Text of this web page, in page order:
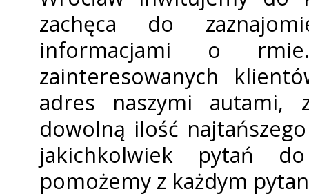
zachęca do
informacjami o
zainteresowanych
adres naszymi autami,
dowolną ilość
jakichkolwiek pytań
pomożemy z każdym